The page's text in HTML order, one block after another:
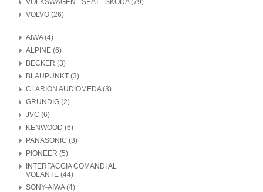
VOLKSWAGEN - SEAT - SKODA (79)
VOLVO (26)
AIWA (4)
ALPINE (6)
BECKER (3)
BLAUPUNKT (3)
CLARION AUDIOMEDA (3)
GRUNDIG (2)
JVC (6)
KENWOOD (6)
PANASONIC (3)
PIONEER (5)
INTERFACCIA COMANDI AL
VOLANTE (44)
SONY-AIWA (4)